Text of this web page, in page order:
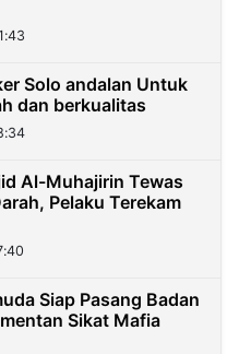
Solo andalan Untuk
dan berkualitas
Al-Muhajirin Tewas
Pelaku Terekam
Siap Pasang Badan
Sikat Mafia